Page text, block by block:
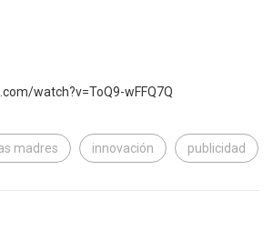
watch?v=ToQ9-wFFQ7Q
madres innovación publicidad